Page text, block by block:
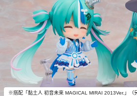
※搭配「黏土人 初音未來 MAGICAL MIRAI 2013Ver.」（